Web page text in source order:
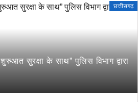
छत्तीसगढ़
सुरक्षा के साथ” पुलिस विभाग द्वारा